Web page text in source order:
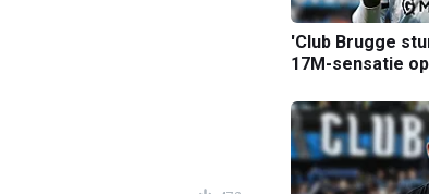
'Club Brugge
17M-sensatie